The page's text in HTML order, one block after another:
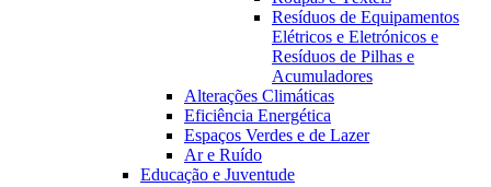
Resíduos de Equipamentos
Elétricos e Eletrónicos e
Resíduos de Pilhas e
Acumuladores
Alterações Climáticas
Eficiência Energética
Espaços Verdes e de Lazer
Ar e Ruído
Educação e Juventude